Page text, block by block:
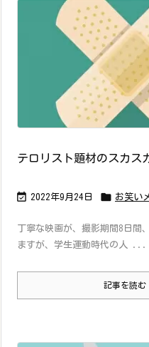
テロリスト題材のスカ
 2022年9月24日  お笑い
丁寧な映画が、撮影期間8日間
ますが、学生運動時代の人 ...
記事を読む